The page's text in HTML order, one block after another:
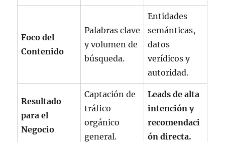
Foco del
Contenido
Palabras clave
y volumen de
búsqueda.
Entidades
semánticas,
datos
verídicos y
autoridad.
Resultado
para el
Negocio
Captación de
tráfico
orgánico
general.
Leads de alta
intención y
recomendaci
ón directa.